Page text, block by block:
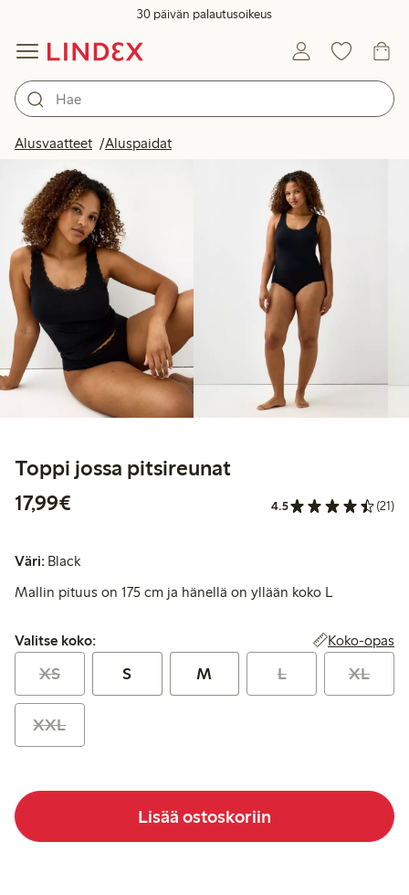
30 päivän palautusoikeus
Alusvaatteet Aluspaidat
Toppi jossa pitsireunat
17,99€
4.5 (21)
Väri: Black
Mallin pituus on 175 cm ja hänellä on yllään koko L
Valitse koko:
Valitse koko: Koko-opas
XS S M L XL
XXL
Lisää ostoskoriin